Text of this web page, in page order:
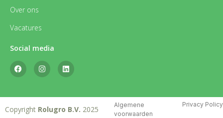
Over ons
Vacatures
Social media
Copyright Rolugro B.V. 2025
Algemene
voorwaarden
Privacy Policy